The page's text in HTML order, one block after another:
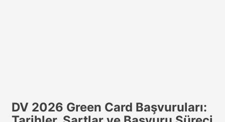
DV 2026 Green Card Başvuruları: